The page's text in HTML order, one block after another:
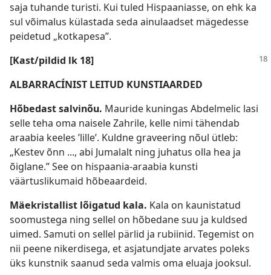
saja tuhande turisti. Kui tuled Hispaaniasse, on ehk ka
sul võimalus külastada seda ainulaadset mägedesse
peidetud „kotkapesa”.
[Kast/pildid lk 18]
ALBARRACÍNIST LEITUD KUNSTIAARDED
Hõbedast salvinõu. Mauride kuningas Abdelmelic lasi
selle teha oma naisele Zahrile, kelle nimi tähendab
araabia keeles ’lille’. Kuldne graveering nõul ütleb:
„Kestev õnn ..., abi Jumalalt ning juhatus olla hea ja
õiglane.” See on hispaania-araabia kunsti
väärtuslikumaid hõbeaardeid.
Mäekristallist lõigatud kala. Kala on kaunistatud
soomustega ning sellel on hõbedane suu ja kuldsed
uimed. Samuti on sellel pärlid ja rubiinid. Tegemist on
nii peene nikerdisega, et asjatundjate arvates poleks
üks kunstnik saanud seda valmis oma eluaja jooksul.